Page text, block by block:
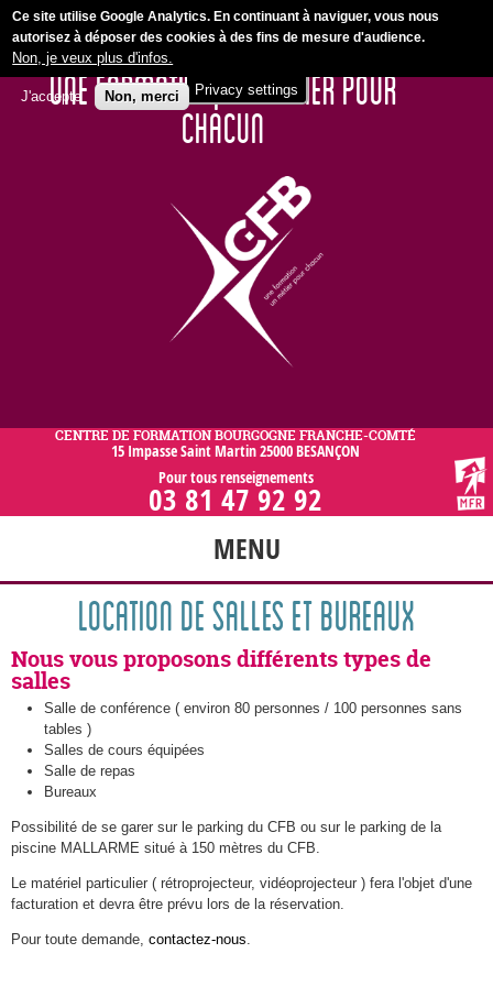
Privacy settings
Ce site utilise Google Analytics. En continuant à naviguer, vous nous
autorisez à déposer des cookies à des fins de mesure d'audience.
Non, je veux plus d'infos.
J'accepte Non, merci
Jump to navigation
FORMATION PROFESSIONNELLE POUR ADULTES / FORMATION
PAR APPRENTISSAGE
UNE FORMATION, UN MÉTIER POUR
CHACUN
CENTRE DE FORMATION BOURGOGNE FRANCHE-COMTÉ
15 Impasse Saint Martin 25000 BESANÇON
Pour tous renseignements
03 81 47 92 92
MENU
LOCATION DE SALLES ET BUREAUX
Nous vous proposons différents types de
salles
Salle de conférence ( environ 80 personnes / 100 personnes sans
tables )
Salles de cours équipées
Salle de repas
Bureaux
Possibilité de se garer sur le parking du CFB ou sur le parking de la
piscine MALLARME situé à 150 mètres du CFB.
Le matériel particulier ( rétroprojecteur, vidéoprojecteur ) fera l'objet d'une
facturation et devra être prévu lors de la réservation.
Pour toute demande, contactez-nous.